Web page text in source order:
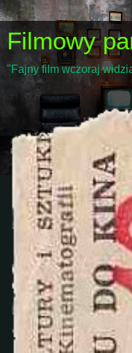
Filmowy
"Fajny film wczoraj